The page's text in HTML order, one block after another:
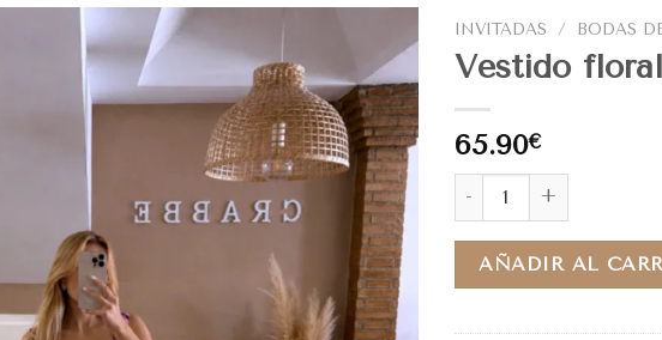
INVITADAS / BODAS
Vestido
65.90€
AÑADIR AL